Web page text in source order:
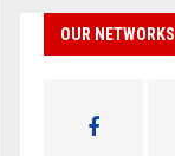
OUR NETWORKS